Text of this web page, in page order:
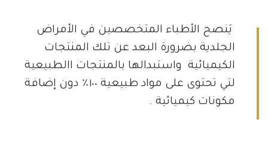
يَنصح الأطباء المتخصصين في الأمراض
الجلدية بضرورة البعد عن تلك المنتجات
الكيميائية واستبدالها بالمنتجات االطبيعية
لتي تحتوى على مواد طبيعية ١٠٠٪؜ دون إضافة
مكونات كيميائية .